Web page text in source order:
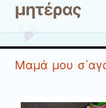
μητέρας
Μαμά μου